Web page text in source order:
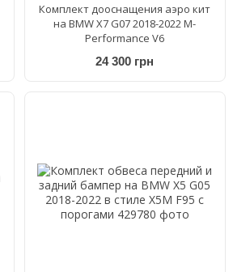
Комплект дооснащения аэро кит
на BMW X7 G07 2018-2022 M-
Performance V6
24 300 грн